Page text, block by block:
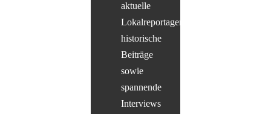
aktuelle
Lokalreportagen,
historische
Beiträge
sowie
spannende
Interviews